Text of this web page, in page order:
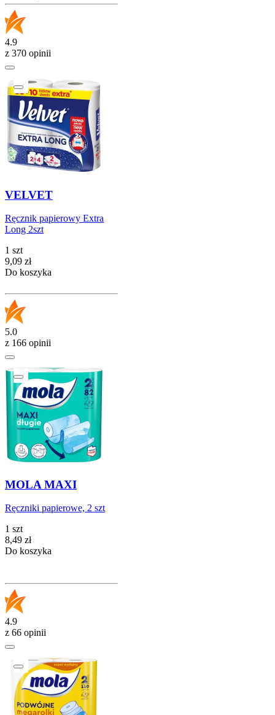
4.9
z 370 opinii
VELVET
Ręcznik papierowy Extra
Long 2szt
1 szt
Cena
9,09 zł
Do koszyka
5.0
z 166 opinii
MOLA MAXI
Ręczniki papierowe, 2 szt
1 szt
Cena
8,49 zł
Do koszyka
4.9
z 66 opinii